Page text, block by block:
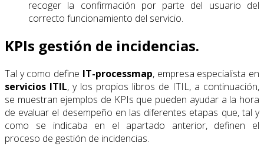
recoger la confirmación por parte del usuario del
correcto funcionamiento del servicio.
KPIs gestión de incidencias.
Tal y como define IT-processmap, empresa especialista en
servicios ITIL, y los propios libros de ITIL, a continuación,
se muestran ejemplos de KPIs que pueden ayudar a la hora
de evaluar el desempeño en las diferentes etapas que, tal y
como se indicaba en el apartado anterior, definen el
proceso de gestión de incidencias.